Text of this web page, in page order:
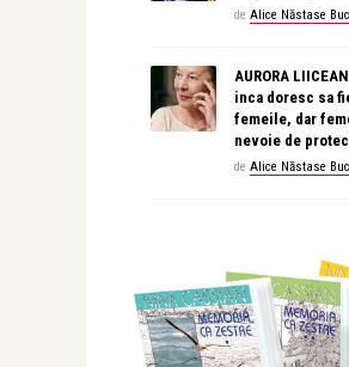
de Alice Năstase
AURORA
inca doresc sa
femeile, dar
nevoie de
de Alice Năstase